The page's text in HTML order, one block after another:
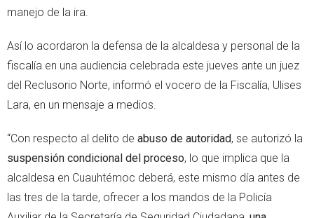
manejo de la ira.
Así lo acordaron la defensa de la alcaldesa y personal de la
fiscalía en una audiencia celebrada este jueves ante un juez
del Reclusorio Norte, informó el vocero de la Fiscalía, Ulises
Lara, en un mensaje a medios.
“Con respecto al delito de abuso de autoridad, se autorizó la
suspensión condicional del proceso, lo que implica que la
alcaldesa en Cuauhtémoc deberá, este mismo día antes de
las tres de la tarde, ofrecer a los mandos de la Policía